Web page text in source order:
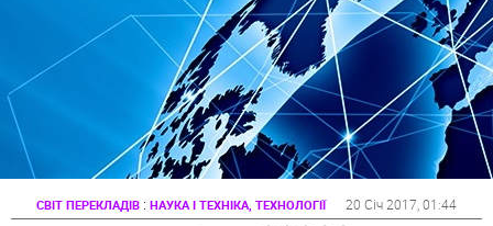
СВІТ ПЕРЕКЛАДІВ : НАУКА І ТЕХНІКА, ТЕХНОЛОГІЇ 20 Січ 2017 , 01:44